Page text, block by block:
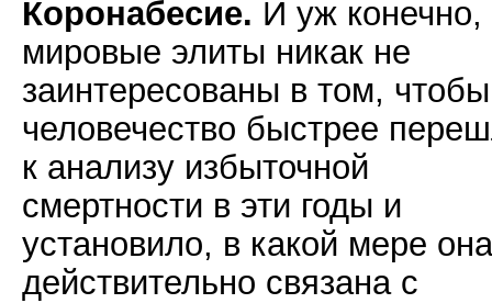
Коронабесие. И уж конечно,
мировые элиты никак не
заинтересованы в том, чтобы
человечество быстрее
к анализу избыточной
смертности в эти годы и
установило, в какой мере она
действительно связана с